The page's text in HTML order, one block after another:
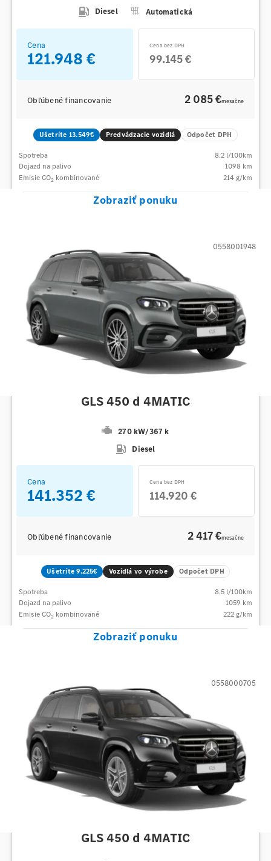
Diesel
Automatická
Cena
121.948 €
Cena bez DPH
99.145 €
Obľúbené financovanie 2 085 €mesačne
Ušetríte 13.549€ Predvádzacie vozidlá Odpočet DPH
Spotreba 8.2 l/100km
Dojazd na palivo
1098 km
Emisie CO2 kombinované 214 g/km
Zobraziť ponuku
GLS 450 d 4MATIC
270 kW/367 k
Diesel
0558001948
Cena
141.352 €
Cena bez DPH
114.920 €
Obľúbené financovanie 2 417 €mesačne
Ušetríte 9.225€ Vozidlá vo výrobe Odpočet DPH
Spotreba 8.5 l/100km
Dojazd na palivo
1059 km
Emisie CO2 kombinované 222 g/km
Zobraziť ponuku
GLS 450 d 4MATIC
0558000705